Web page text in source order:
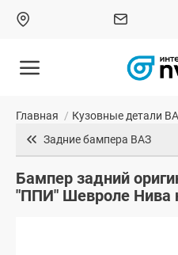
Главная / Кузовные детали
Задние бампера ВАЗ
Бампер задний
"ППИ" Шевроле Нива